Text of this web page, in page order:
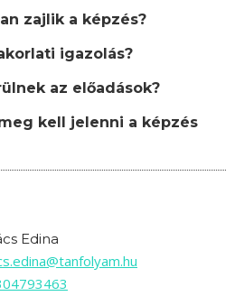
zajlik a képzés?
igazolás?
az előadások?
kell jelenni a képzés
Edina